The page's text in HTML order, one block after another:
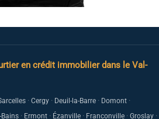
en crédit immobilier dans le Val-
· Cergy · Deuil-la-Barre · Domont ·
Bains · Ermont · Ézanville · Franconville · Groslay ·